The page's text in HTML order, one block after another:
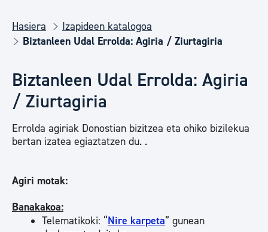
Hasiera
Izapideen katalogoa
Biztanleen Udal Errolda: Agiria / Ziurtagiria
Biztanleen Udal Errolda: Agiria
/ Ziurtagiria
Errolda agiriak Donostian bizitzea eta ohiko bizilekua
bertan izatea egiaztatzen du. .
Agiri motak:
Banakakoa:
Telematikoki: “Nire karpeta” gunean